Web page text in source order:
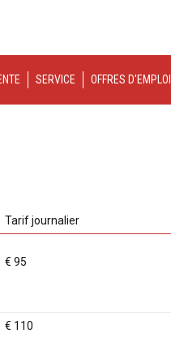
SERVICE OFFRES D'EMPLOI
Tarif journalier
€ 95
€ 110